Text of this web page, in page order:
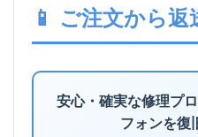
📱 ご注文から
安心・確実な修理プ
フォンを復